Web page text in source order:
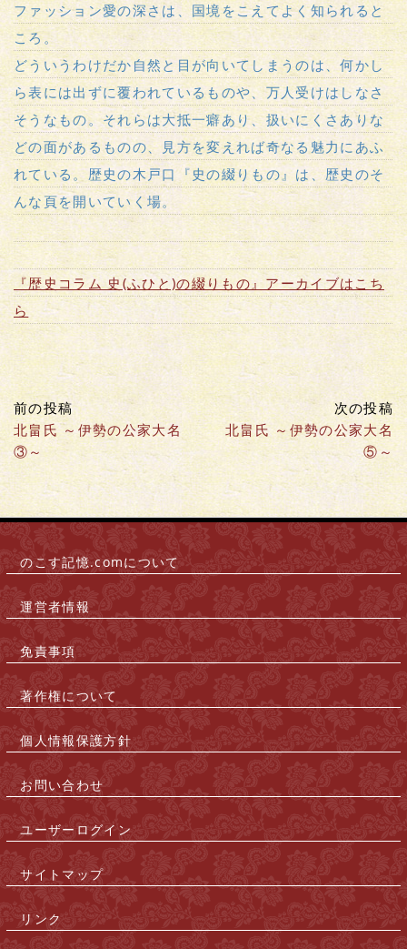
ファッション愛の深さは、国境をこえてよく知られると
ころ。
どういうわけだか自然と目が向いてしまうのは、何かし
ら表には出ずに覆われているものや、万人受けはしなさ
そうなもの。それらは大抵一癖あり、扱いにくさありな
どの面があるものの、見方を変えれば奇なる魅力にあふ
れている。歴史の木戸口『史の綴りもの』は、歴史のそ
んな頁を開いていく場。
『歴史コラム 史(ふひと)の綴りもの』アーカイブはこち
ら
前の投稿
北畠氏 ～伊勢の公家大名
③～
次の投稿
北畠氏 ～伊勢の公家大名
⑤～
のこす記憶.comについて
運営者情報
免責事項
著作権について
個人情報保護方針
お問い合わせ
ユーザーログイン
サイトマップ
リンク